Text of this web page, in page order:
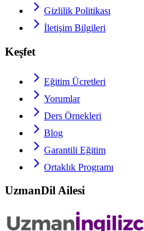
Gizlilik Politikası
İletişim Bilgileri
Keşfet
Eğitim Ücretleri
Yorumlar
Ders Örnekleri
Blog
Garantili Eğitim
Ortaklık Programı
UzmanDil Ailesi